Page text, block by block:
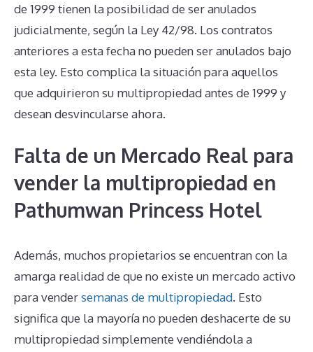
de 1999 tienen la posibilidad de ser anulados
judicialmente, según la Ley 42/98. Los contratos
anteriores a esta fecha no pueden ser anulados bajo
esta ley. Esto complica la situación para aquellos
que adquirieron su multipropiedad antes de 1999 y
desean desvincularse ahora.
Falta de un Mercado Real para
vender la multipropiedad en
Pathumwan Princess Hotel
Además, muchos propietarios se encuentran con la
amarga realidad de que no existe un mercado activo
para vendersemanas de multipropiedad. Esto
significa que la mayoría no pueden deshacerte de su
multipropiedad simplemente vendiéndola a